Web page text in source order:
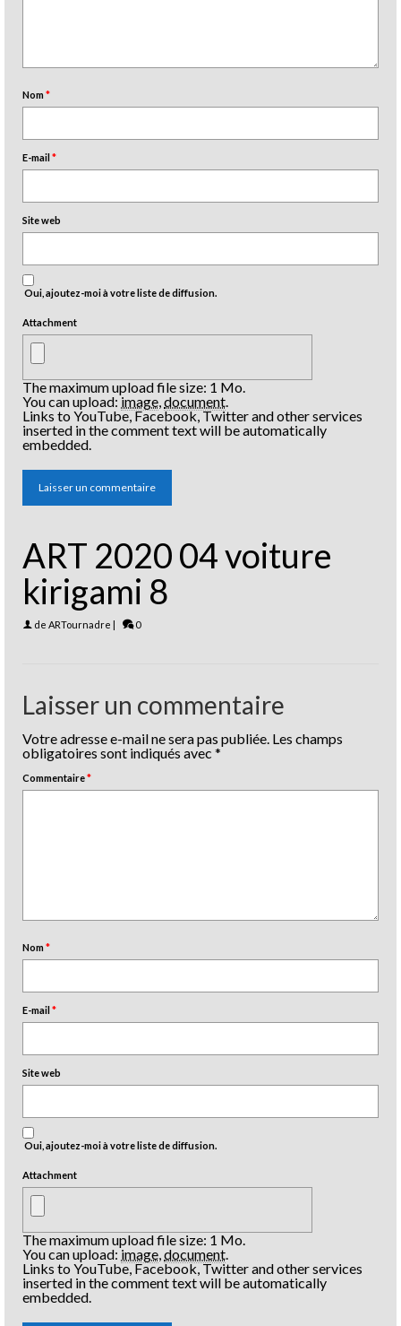
Nom*
E-mail*
Site web
Oui, ajoutez-moi à votre liste de diffusion.
Attachment
The maximum upload file size: 1 Mo.
You can upload:image document
Links to YouTube, Facebook, Twitter and other services
inserted in the comment text will be automatically
embedded.
ART 2020 04 voiture
kirigami 8
de ARTournadre | 0
Laisser un commentaire
Votre adresse e-mail ne sera pas publiée. Les champs
obligatoires sont indiqués avec *
Commentaire*
Nom*
E-mail*
Site web
Oui, ajoutez-moi à votre liste de diffusion.
Attachment
The maximum upload file size: 1 Mo.
You can upload:image document
Links to YouTube, Facebook, Twitter and other services
inserted in the comment text will be automatically
embedded.